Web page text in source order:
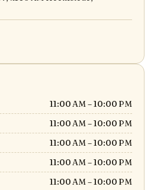
11:00 AM – 10:00 PM
11:00 AM – 10:00 PM
11:00 AM – 10:00 PM
11:00 AM – 10:00 PM
11:00 AM – 10:00 PM